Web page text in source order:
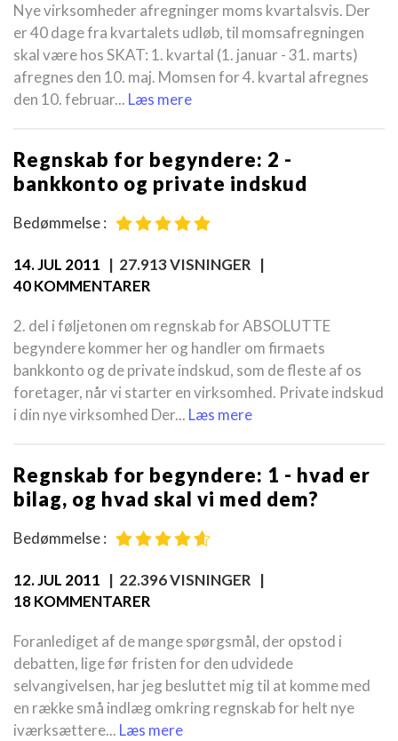
Nye virksomheder afregninger moms kvartalsvis. Der
er 40 dage fra kvartalets udløb, til momsafregningen
skal være hos SKAT: 1. kvartal (1. januar - 31. marts)
afregnes den 10. maj. Momsen for 4. kvartal afregnes
den 10. februar... Læs mere
Regnskab for begyndere: 2 -
bankkonto og private indskud
Bedømmelse :
14. JUL 2011 | 27.913 VISNINGER |
40 KOMMENTARER
2. del i føljetonen om regnskab for ABSOLUTTE
begyndere kommer her og handler om firmaets
bankkonto og de private indskud, som de fleste af os
foretager, når vi starter en virksomhed. Private indskud
i din nye virksomhed Der... Læs mere
Regnskab for begyndere: 1 - hvad er
bilag, og hvad skal vi med dem?
Bedømmelse :
12. JUL 2011 | 22.396 VISNINGER |
18 KOMMENTARER
Foranlediget af de mange spørgsmål, der opstod i
debatten, lige før fristen for den udvidede
selvangivelsen, har jeg besluttet mig til at komme med
en række små indlæg omkring regnskab for helt nye
iværksættere... Læs mere